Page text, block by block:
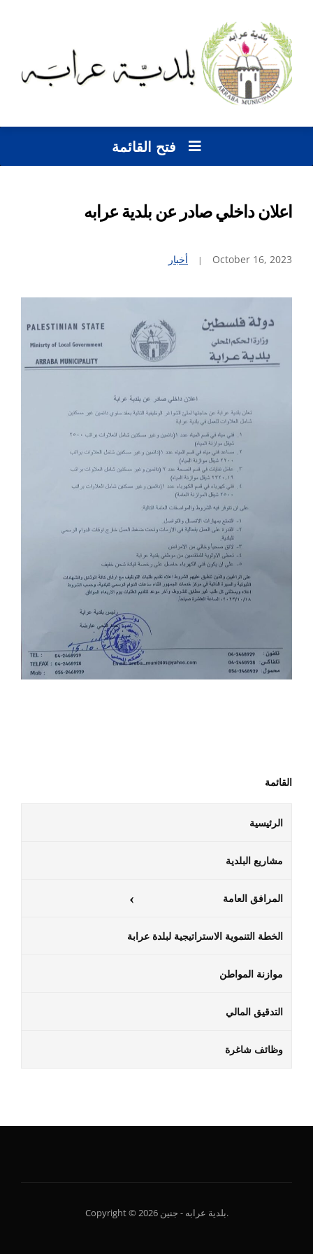
فتح القائمة
القائمة
الرئيسية
مشاريع البلدية
المرافق العامة
الخطة التنموية الاستراتيجية لبلدة عرابة
موازنة المواطن
التدقيق المالي
وظائف شاغرة
اعلان داخلي صادر عن بلدية عرابه
October 16, 2023 أخبار
Copyright © 2026 بلدية عرابه - جنين.